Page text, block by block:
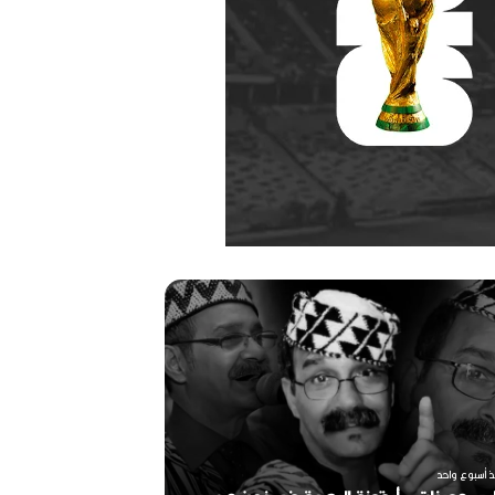
أسبوع واحد
رحيل
المخرج
القدير
محمد
الأمين
2026)